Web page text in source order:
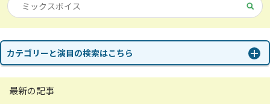
最新の記事
カテゴリーと演目の検索はこちら